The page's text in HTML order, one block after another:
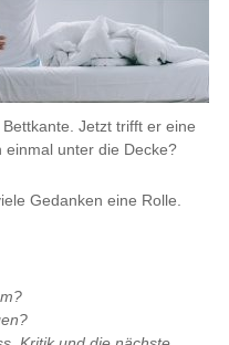
Jetzt trifft er eine
einmal unter die Decke?
Gedanken eine Rolle.